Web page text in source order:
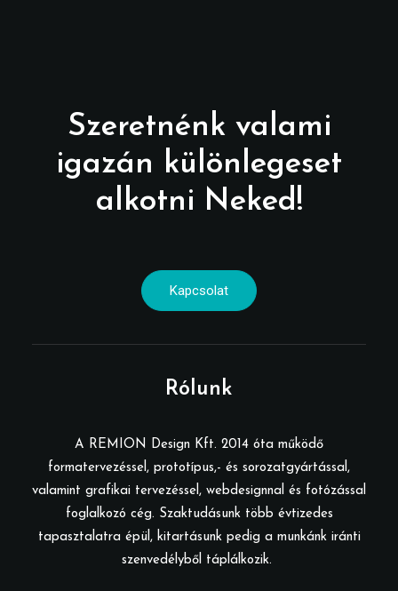
Szeretnénk valami
igazán különlegeset
alkotni Neked!
Kapcsolat
Rólunk
A REMION Design Kft. 2014 óta működő
formatervezéssel, prototípus,- és sorozatgyártással,
valamint grafikai tervezéssel, webdesignnal és fotózással
foglalkozó cég. Szaktudásunk több évtizedes
tapasztalatra épül, kitartásunk pedig a munkánk iránti
szenvedélyből táplálkozik.